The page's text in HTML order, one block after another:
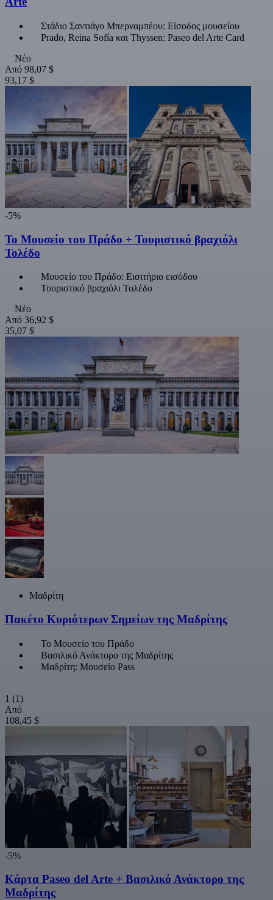
Στάδιο Σαντιάγο Μπερναμπέου: Είσοδος μουσείου
Prado, Reina Sofía και Thyssen: Paseo del Arte Card
Νέο
Από 98,07 $
93,17 $
-5%
Το Μουσείο του Πράδο + Τουριστικό βραχιόλι
Τολέδο
Μουσείο του Πράδο: Εισιτήριο εισόδου
Τουριστικό βραχιόλι Τολέδο
Νέο
Από 36,92 $
35,07 $
Μαδρίτη
Πακέτο Κυριότερων Σημείων της Μαδρίτης
Το Μουσείο του Πράδο
Βασιλικό Ανάκτορο της Μαδρίτης
Μαδρίτη: Μουσείο Pass
1 (1)
Από
108,45 $
-5%
Κάρτα Paseo del Arte + Βασιλικό Ανάκτορο της
Μαδρίτης